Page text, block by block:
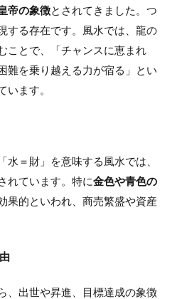
帝の象徴とされてきました。つ
する存在です。風水では、龍の
ことで、「チャンスに恵まれ
難を乗り越える力が宿る」とい
います。
＝財」を意味する風水では、
れています。特に金色や青色の
果的といわれ、商売繁盛や資産
、出世や昇進、目標達成の象徴